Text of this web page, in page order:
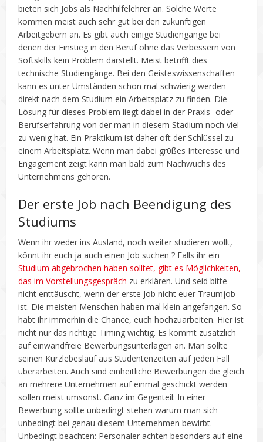
bieten sich Jobs als Nachhilfelehrer an. Solche Werte
kommen meist auch sehr gut bei den zukünftigen
Arbeitgebern an. Es gibt auch einige Studiengänge bei
denen der Einstieg in den Beruf ohne das Verbessern von
Softskills kein Problem darstellt. Meist betrifft dies
technische Studiengänge. Bei den Geisteswissenschaften
kann es unter Umständen schon mal schwierig werden
direkt nach dem Studium ein Arbeitsplatz zu finden. Die
Lösung für dieses Problem liegt dabei in der Praxis- oder
Berufserfahrung von der man in diesem Stadium noch viel
zu wenig hat. Ein Praktikum ist daher oft der Schlüssel zu
einem Arbeitsplatz. Wenn man dabei gr0ßes Interesse und
Engagement zeigt kann man bald zum Nachwuchs des
Unternehmens gehören.
Der erste Job nach Beendigung des
Studiums
Wenn ihr weder ins Ausland, noch weiter studieren wollt,
könnt ihr euch ja auch einen Job suchen ? Falls ihr ein
Studium abgebrochen haben solltet, gibt es Möglichkeiten,
das im Vorstellungsgespräch zu erklären. Und seid bitte
nicht enttäuscht, wenn der erste Job nicht euer Traumjob
ist. Die meisten Menschen haben mal klein angefangen. So
habt ihr immerhin die Chance, euch hochzuarbeiten. Hier ist
nicht nur das richtige Timing wichtig. Es kommt zusätzlich
auf einwandfreie Bewerbungsunterlagen an. Man sollte
seinen Kurzlebeslauf aus Studentenzeiten auf jeden Fall
überarbeiten. Auch sind einheitliche Bewerbungen die gleich
an mehrere Unternehmen auf einmal geschickt werden
sollen meist umsonst. Ganz im Gegenteil: In einer
Bewerbung sollte unbedingt stehen warum man sich
unbedingt bei genau diesem Unternehmen bewirbt.
Unbedingt beachten: Personaler achten besonders auf eine